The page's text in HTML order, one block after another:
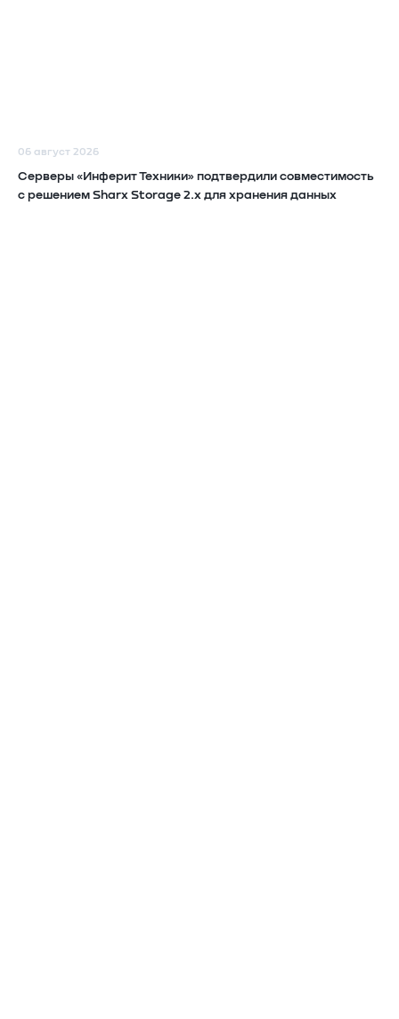
06 август 2026
Серверы «Инферит Техники» подтвердили совместимость
с решением Sharx Storage 2.x для хранения данных